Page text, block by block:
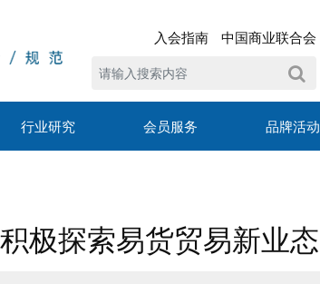
入会指南 中国商业联合会
行业研究 会员服务 品牌活动
极探索易货贸易新业态